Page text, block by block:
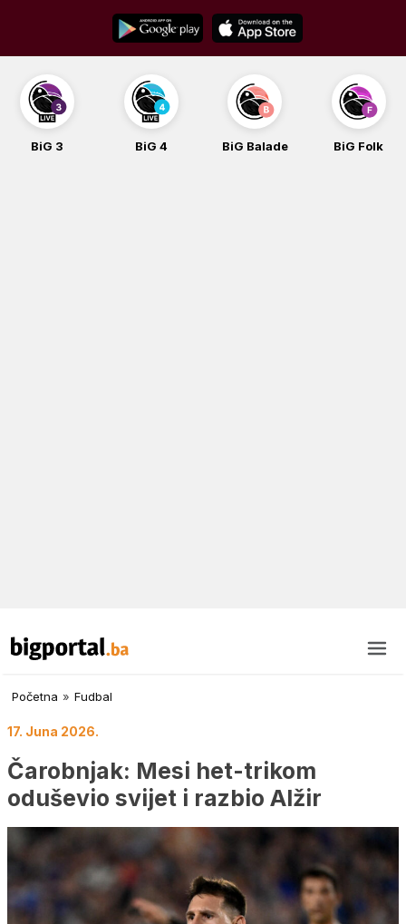
content
BiG 3 BiG 4 BiG Balade BiG Folk
Početna » Fudbal
17. Juna 2026.
Čarobnjak: Mesi het-trikom
oduševio svijet i razbio Alžir